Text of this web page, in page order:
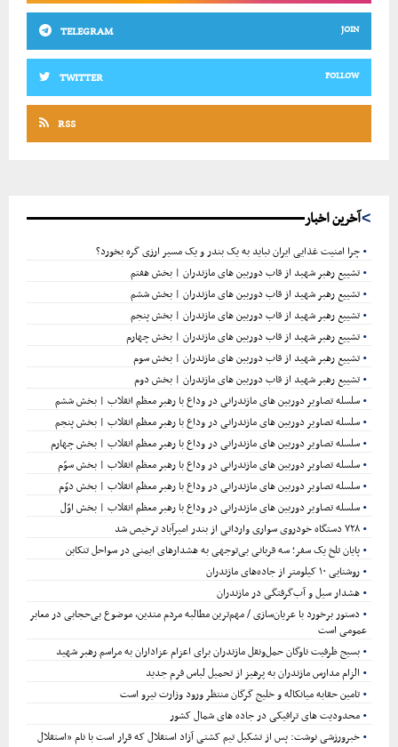
TELEGRAM JOIN
TWITTER FOLLOW
RSS
آخرین اخبار
چرا امنیت غذایی ایران نباید به یک بندر و یک مسیر ارزی گره بخورد؟
تشییع رهبر شهید از قاب دوربین های مازندران | بخش هفتم
تشییع رهبر شهید از قاب دوربین های مازندران | بخش ششم
تشییع رهبر شهید از قاب دوربین های مازندران | بخش پنجم
تشییع رهبر شهید از قاب دوربین های مازندران | بخش چهارم
تشییع رهبر شهید از قاب دوربین های مازندران | بخش سوم
تشییع رهبر شهید از قاب دوربین های مازندران | بخش دوم
سلسله تصاویر دوربین های مازندرانی در وداع با رهبر معظم انقلاب | بخش ششم
سلسله تصاویر دوربین های مازندرانی در وداع با رهبر معظم انقلاب | بخش پنجم
سلسله تصاویر دوربین های مازندرانی در وداع با رهبر معظم انقلاب | بخش چهارم
سلسله تصاویر دوربین های مازندرانی در وداع با رهبر معظم انقلاب | بخش سوّم
سلسله تصاویر دوربین های مازندرانی در وداع با رهبر معظم انقلاب | بخش دوّم
سلسله تصاویر دوربین های مازندرانی در وداع با رهبر معظم انقلاب | بخش اوّل
۷۲۸ دستگاه خودروی سواری وارداتی از بندر امیرآباد ترخیص شد
پایان تلخ یک سفر؛ سه قربانی بی‌توجهی به هشدارهای ایمنی در سواحل تنکابن
روشنایی ۱۰ کیلومتر از جاده‌های مازندران
هشدار سیل و آب‌گرفتگی در مازندران
دستور برخورد با عریان‌سازی / مهم‌ترین مطالبه مردم متدین، موضوع بی‌حجابی در معابر
عمومی است
بسیج ظرفیت ناوگان حمل‌ونقل مازندران برای اعزام عزاداران به مراسم رهبر شهید
الزام مدارس مازندران به پرهیز از تحمیل لباس فرم جدید
تامین حقابه میانکاله و خلیج گرگان منتظر ورود وزارت نیرو است
محدودیت های ترافیکی در جاده های شمال کشور
خبرورزشی نوشت: پس از تشکیل تیم کشتی آزاد استقلال که قرار است با نام «استقلال